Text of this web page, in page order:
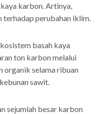
karbon. Artinya,
perubahan iklim.
basah kaya
ton karbon melalui
organik selama ribuan
sawit.
sejumlah besar karbon